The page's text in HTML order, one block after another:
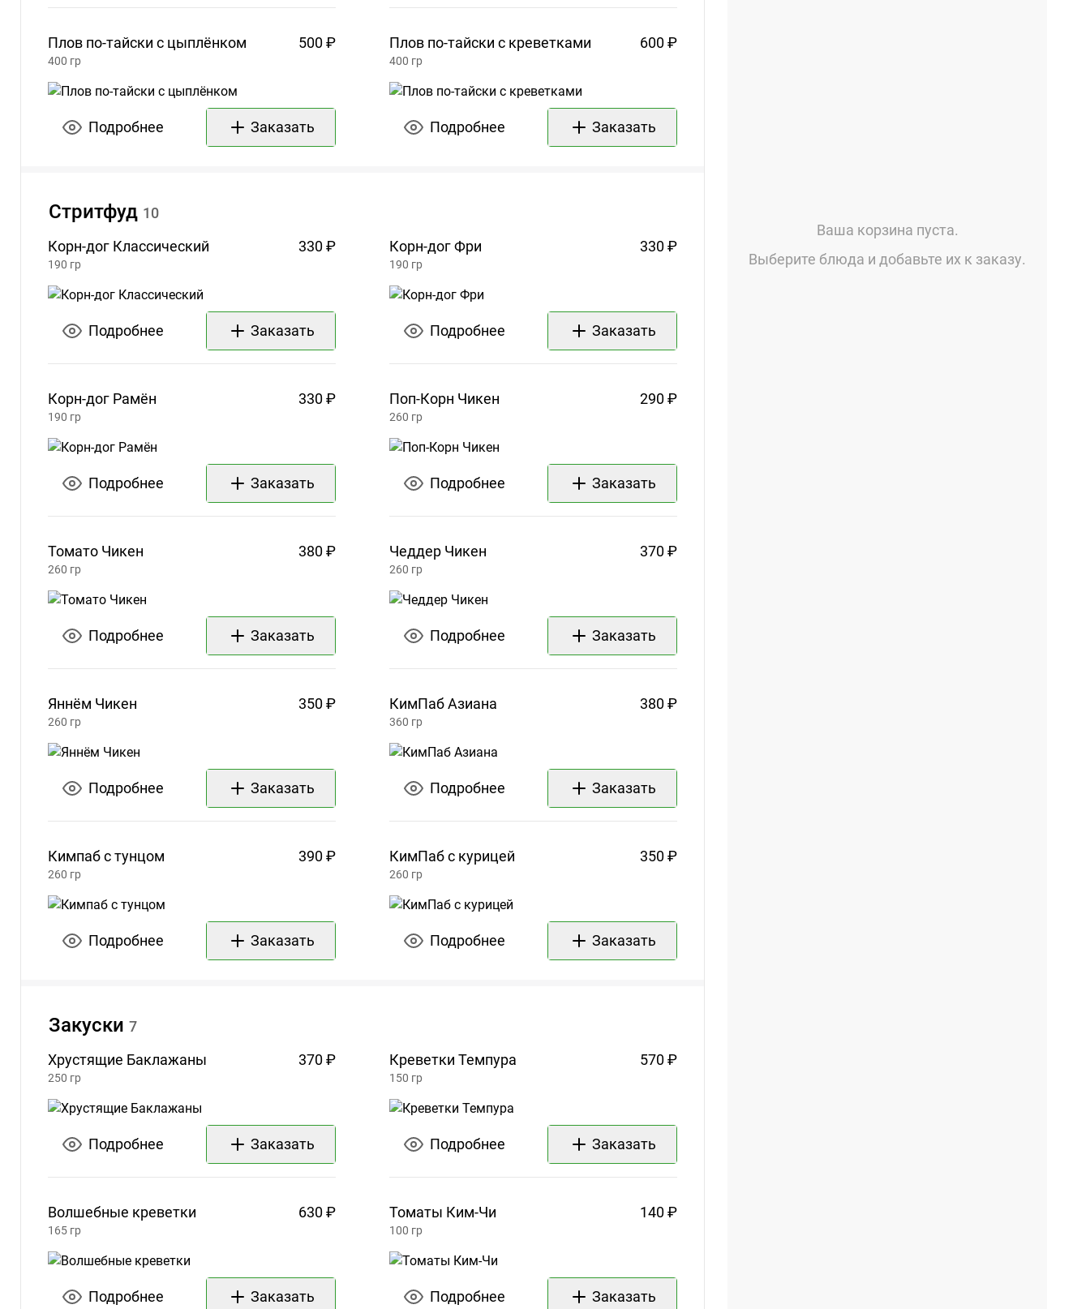
Плов по-тайски с цыплёнком 500 ₽
400 гр
Подробнее Заказать
Плов по-тайски с креветками 600 ₽
400 гр
Подробнее Заказать
Стритфуд 10
Корн-дог Классический 330 ₽
190 гр
Подробнее Заказать
Корн-догФри 330 ₽
190 гр
Подробнее Заказать
Корн-дог Рамён 330 ₽
190 гр
Подробнее Заказать
Поп-Корн Чикен 290 ₽
260 гр
Подробнее Заказать
Томато Чикен 380 ₽
260 гр
Подробнее Заказать
Чеддер Чикен 370 ₽
260 гр
Подробнее Заказать
Яннём Чикен 350 ₽
260 гр
Подробнее Заказать
КимПабАзиана 380 ₽
360 гр
Подробнее Заказать
Кимпаб стунцом 390 ₽
260 гр
Подробнее Заказать
КимПаб с курицей 350 ₽
260 гр
Подробнее Заказать
Закуски 7
Хрустящие Баклажаны 370 ₽
250 гр
Подробнее Заказать
Креветки Темпура 570 ₽
150 гр
Подробнее Заказать
Волшебные креветки 630 ₽
165 гр
Подробнее Заказать
Томаты Ким-Чи 140 ₽
100 гр
Подробнее Заказать
Ваша корзина пуста.
Выберите блюда и добавьте их к заказу.